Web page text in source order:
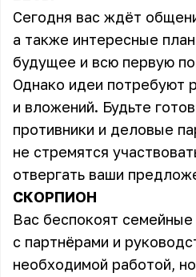
Сегодня вас ждёт
а также интересные
будущее и всю первую
Однако идеи потребуют
и вложений. Будьте
противники и деловые
не стремятся
отвергать ваши
СКОРПИОН
Вас беспокоят
с партнёрами и
необходимой работой,